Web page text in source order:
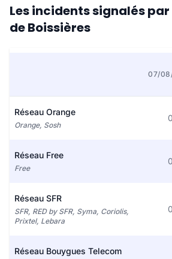
Les incidents signalés
de Boissières
07/
Réseau Orange
Orange, Sosh
0
Réseau Free
Free
0
Réseau SFR
SFR, RED by SFR, Syma, Coriolis,
Prixtel, Lebara
0
Réseau Bouygues Telecom